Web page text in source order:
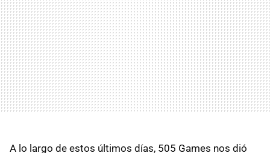
A lo largo de estos últimos días, 505 Games nos dió